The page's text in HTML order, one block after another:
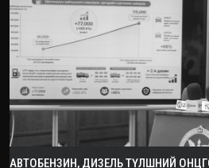
АВТОБЕНЗИН, ДИЗЕЛЬ ТҮЛШНИЙ